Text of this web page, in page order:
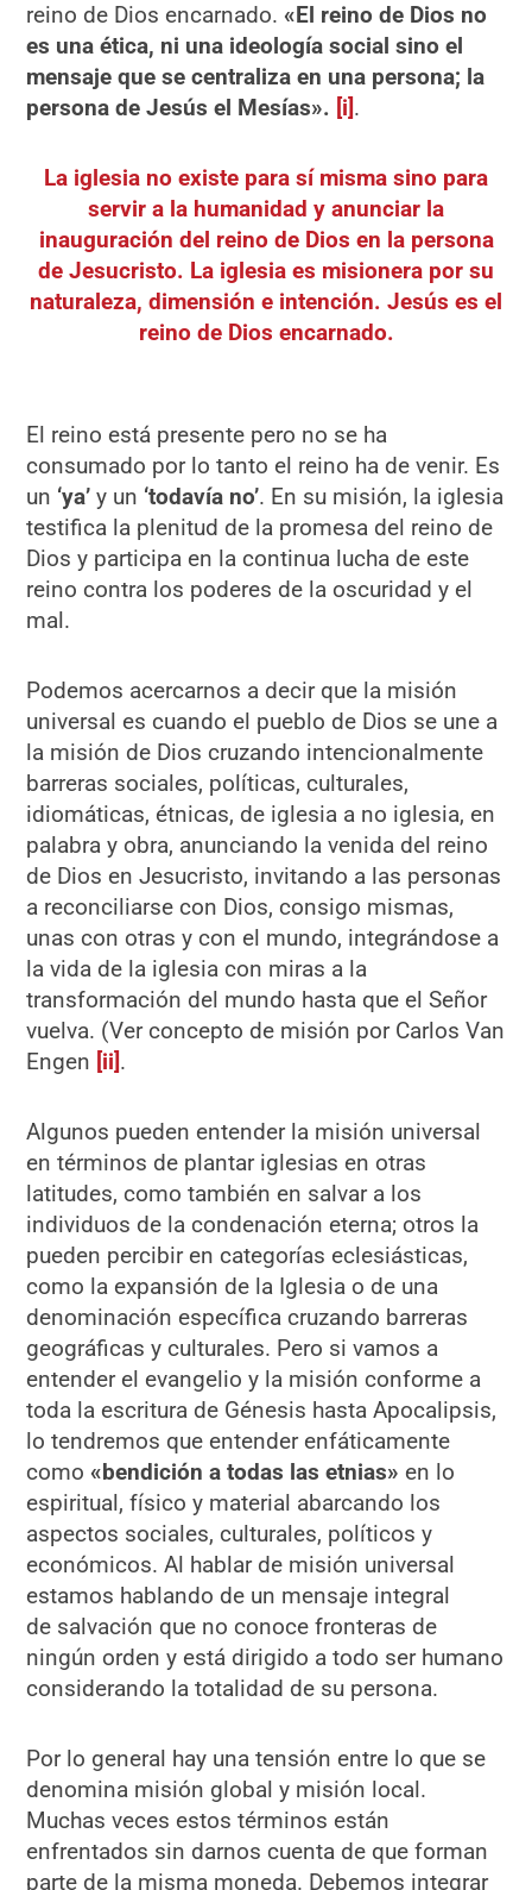
reino de Dios encarnado. «El reino de Dios no
es una ética, ni una ideologíasocial sino el
mensaje que se centraliza en una persona; la
persona de Jesús el Mesías». [i].
La iglesia no existe para sí misma sino para
servir a la humanidad y anunciar la
inauguración del reino de Dios en la persona
de Jesucristo. La iglesia es misionera por su
naturaleza, dimensión e intención. Jesús es el
reino de Dios encarnado.
El reino está presente pero no se ha
consumado por lo tanto el reino ha de venir. Es
un ‘ya’ y un ‘todavía no’. En su misión, la iglesia
testifica la plenitud de la promesa del reino de
Dios y participa en la continua lucha de este
reino contra los poderes de la oscuridad y el
mal.
Podemos acercarnos a decir que la misión
universal es cuando el pueblo de Dios se une a
la misión de Dios cruzando intencionalmente
barreras sociales, políticas, culturales,
idiomáticas, étnicas, de iglesia a no iglesia, en
palabra y obra, anunciando la venida del reino
de Dios en Jesucristo, invitando a las personas
a reconciliarse con Dios, consigo mismas,
unas con otras y con el mundo, integrándose a
la vida de la iglesia con miras a la
transformación del mundo hasta que el Señor
vuelva. (Ver concepto de misión por Carlos Van
Engen [ii].
Algunos pueden entender la misión universal
en términos de plantar iglesias en otras
latitudes, como también en salvar a los
individuos de la condenación eterna; otros la
pueden percibir en categorías eclesiásticas,
como la expansión de la Iglesia o de una
denominación específica cruzando barreras
geográficas y culturales. Pero si vamos a
entender el evangelio y la misión conforme a
toda la escritura de Génesis hasta Apocalipsis,
lo tendremos que entender enfáticamente
como «bendición a todas las etnias» en lo
espiritual, físico y material abarcando los
aspectos sociales, culturales, políticos y
económicos. Al hablar de misión universal
estamos hablando de un mensaje integral
de salvación que no conoce fronteras de
ningún orden y está dirigido a todo ser humano
considerando la totalidad de su persona.
Por lo general hay una tensión entre lo que se
denomina misión global y misión local.
Muchas veces estos términos están
enfrentados sin darnos cuenta de que forman
parte de la misma moneda. Debemos integrar